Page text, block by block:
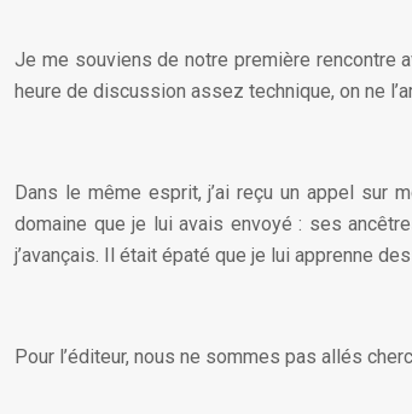
Je me souviens de notre première rencontre
heure de discussion assez technique, on ne
Dans le même esprit, j’ai reçu un appel sur
domaine que je lui avais envoyé : ses
j’avançais. Il était épaté que je lui apprenne
Pour l’éditeur, nous ne sommes pas allés